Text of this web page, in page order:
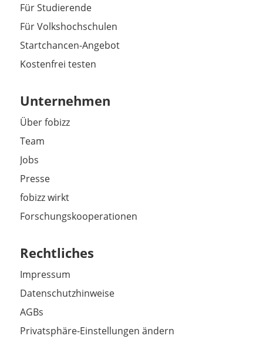
Für Studierende
Für Volkshochschulen
Startchancen-Angebot
Kostenfrei testen
Unternehmen
Über fobizz
Team
Jobs
Presse
fobizz wirkt
Forschungskooperationen
Rechtliches
Impressum
Datenschutzhinweise
AGBs
Privatsphäre-Einstellungen ändern